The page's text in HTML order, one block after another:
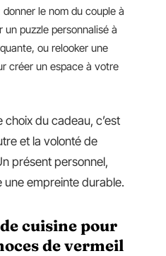
donner le nom du couple à
puzzle personnalisé à
ou relooker une
créer un espace à votre
du cadeau, c’est
et la volonté de
présent personnel,
une empreinte durable.
cuisine pour
de vermeil